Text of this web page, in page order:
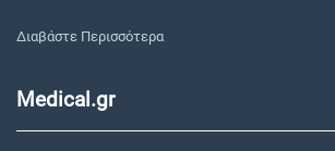
Διαβάστε Περισσότερα
Medical.gr